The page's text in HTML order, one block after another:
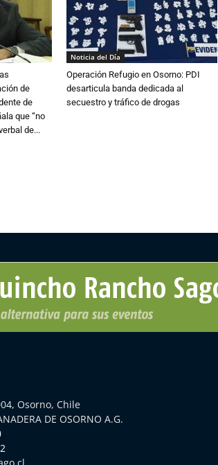
de
de
que “no
de...
Noticia del Día
Operación Refugio en Osorno: PDI
desarticula banda dedicada al
secuestro y tráfico de drogas
Osorno, Chile
DE OSORNO A.G.